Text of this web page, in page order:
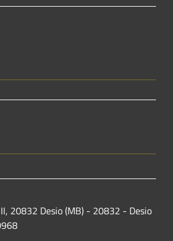
20832 Desio (MB) - 20832 - Desio